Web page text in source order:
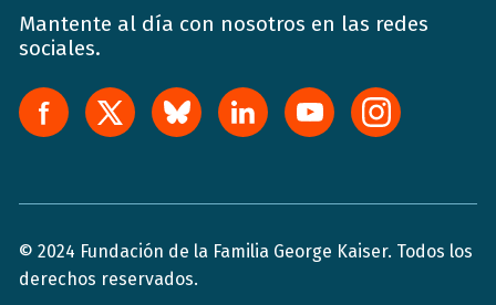
Mantente al día con nosotros en las redes
sociales.
© 2024 Fundación de la Familia George Kaiser. Todos los
derechos reservados.